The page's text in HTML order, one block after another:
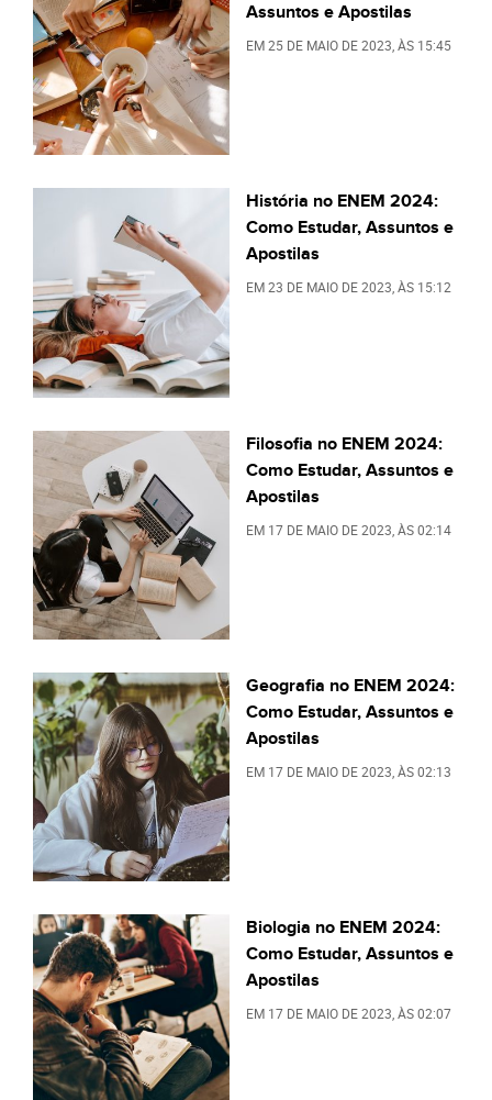
Assuntos e Apostilas
EM25 DE MAIO DE 2023 , ÀS 15:45
História no ENEM 2024:
Como Estudar, Assuntos e
Apostilas
EM23 DE MAIO DE 2023, ÀS 15:12
Filosofia no ENEM 2024:
Como Estudar, Assuntos e
Apostilas
EM 17 DE MAIO DE 2023 , ÀS02:14
Geografia no ENEM 2024:
Como Estudar, Assuntos e
Apostilas
EM 17 DE MAIO DE 2023 , ÀS02:13
Biologia no ENEM 2024:
Como Estudar, Assuntos e
Apostilas
EM 17 DE MAIO DE 2023 , ÀS02:07